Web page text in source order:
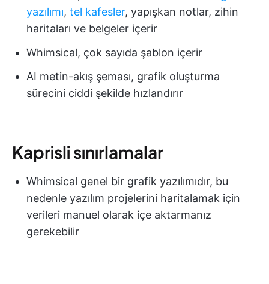
yazılımı, tel kafesler, yapışkan notlar, zihin
haritaları ve belgeler içerir
Whimsical, çok sayıda şablon içerir
AI metin-akış şeması, grafik oluşturma
sürecini ciddi şekilde hızlandırır
Kaprisli sınırlamalar
Whimsical genel bir grafik yazılımıdır, bu
nedenle yazılım projelerini haritalamak için
verileri manuel olarak içe aktarmanız
gerekebilir